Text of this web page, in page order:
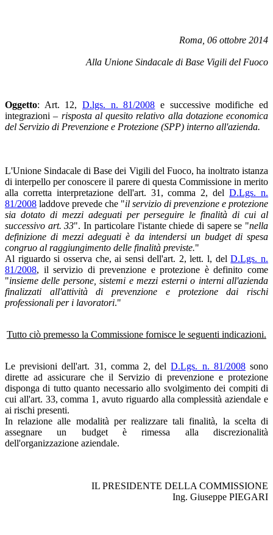
Roma, 06 ottobre 2014
Alla Unione Sindacale di Base Vigili del Fuoco
Oggetto: Art. 12, D.lgs. n. 81/2008 e successive modifiche ed
integrazioni – risposta al quesito relativo alla dotazione economica
del Servizio di Prevenzione e Protezione (SPP) interno all'azienda.
L'Unione Sindacale di Base dei Vigili del Fuoco, ha inoltrato istanza
di interpello per conoscere il parere di questa Commissione in merito
alla corretta interpretazione dell'art. 31, comma 2, delD.Lgs. n.
81/2008 laddove prevede che "il servizio di prevenzione e protezione
sia dotato di mezzi adeguati per perseguire le finalità di cui al
successivo art. 33". In particolare l'istante chiede di sapere se "nella
definizione di mezzi adeguati è da intendersi un budget di spesa
congruo al raggiungimento delle finalità previste."
Al riguardo si osserva che, ai sensi dell'art. 2, lett. l, delD.Lgs. n.
81/2008, il servizio di prevenzione e protezione è definito come
"insieme delle persone, sistemi e mezzi esterni o interni all'azienda
finalizzati all'attività di prevenzione e protezione dai rischi
professionali per i lavoratori."
Tutto ciò premesso la Commissione fornisce le seguenti indicazioni.
Le previsioni dell'art. 31, comma 2, delD.Lgs. n. 81/2008sono
dirette ad assicurare che il Servizio di prevenzione e protezione
disponga di tutto quanto necessario allo svolgimento dei compiti di
cui all'art. 33, comma 1, avuto riguardo alla complessità aziendale e
ai rischi presenti.
In relazione alle modalità per realizzare tali finalità, la scelta di
assegnare un budget è rimessa alla discrezionalità
dell'organizzazione aziendale.
IL PRESIDENTE DELLA COMMISSIONE
Ing. Giuseppe PIEGARI